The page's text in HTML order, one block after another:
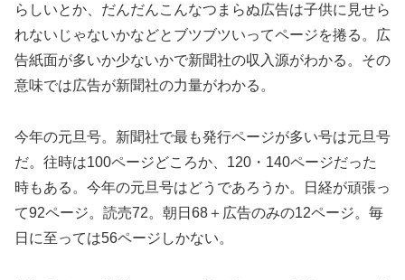
らしいとか、だんだんこんなつまらぬ広告は子供に見せら
れないじゃないかなどとブツブツいってページを捲る。広
告紙面が多いか少ないかで新聞社の収入源がわかる。その
意味では広告が新聞社の力量がわかる。
今年の元旦号。新聞社で最も発行ページが多い号は元旦号
だ。往時は100ページどころか、120・140ページだった
時もある。今年の元旦号はどうであろうか。日経が頑張っ
て92ページ。読売72。朝日68＋広告のみの12ページ。毎
日に至っては56ページしかない。